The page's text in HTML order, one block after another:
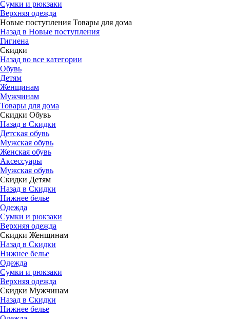
Сумки и рюкзаки
Верхняя одежда
Новые поступления Товары для дома
Назад в Новые поступления
Гигиена
Скидки
Назад во все категории
Обувь
Детям
Женщинам
Мужчинам
Товары для дома
Скидки Обувь
Назад в Скидки
Детская обувь
Мужская обувь
Женская обувь
Аксессуары
Мужская обувь
Скидки Детям
Назад в Скидки
Нижнее белье
Одежда
Сумки и рюкзаки
Верхняя одежда
Скидки Женщинам
Назад в Скидки
Нижнее белье
Одежда
Сумки и рюкзаки
Верхняя одежда
Скидки Мужчинам
Назад в Скидки
Нижнее белье